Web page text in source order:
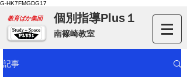
G-HK7FMGDG17
​教育ばか集団 個別指導Plus１
南篠崎教室
記事